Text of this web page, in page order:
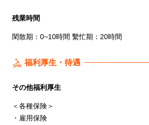
残業時間
閑散期：0~10時間 繫忙期：20時間
福利厚生・待遇
その他福利厚生
＜各種保険＞
・雇用保険